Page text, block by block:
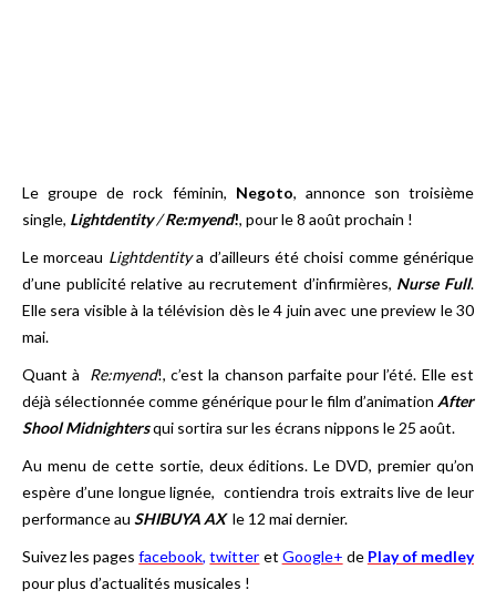
Le groupe de rock féminin, Negoto, annonce son troisième
single, Lightdentity/Re:myend!, pour le 8 août prochain !
Le morceau Lightdentitya d’ailleurs été choisi comme générique
d’une publicité relative au recrutement d’infirmières, Nurse Full.
Elle sera visible à la télévision dès le 4 juin avec une preview le 30
mai.
Quant à Re:myend!, c’est la chanson parfaite pour l’été. Elle est
déjà sélectionnée comme générique pour le film d’animation After
Shool Midnightersqui sortira sur les écrans nippons le 25 août.
Au menu de cette sortie, deux éditions. Le DVD, premier qu’on
espère d’une longue lignée, contiendra trois extraits live de leur
performance au SHIBUYA AXle 12 mai dernier.
Suivez les pagesfacebook, twitter et Google+ de Play of medley
pour plus d’actualités musicales !